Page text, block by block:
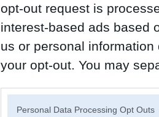
opt-out request is
interest-based ads based
us or personal
your opt-out. You may
Personal Data Processing Opt Outs